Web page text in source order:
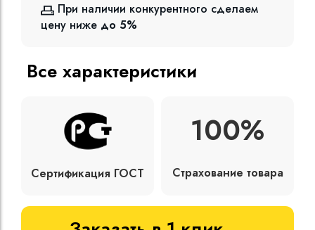
При наличии конкурентного сделаем
цену ниже до 5%
Все характеристики
Сертификация ГОСТ
100%
Страхование товара